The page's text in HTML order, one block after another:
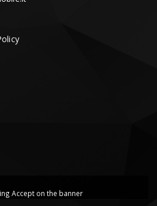
Accept on the banner